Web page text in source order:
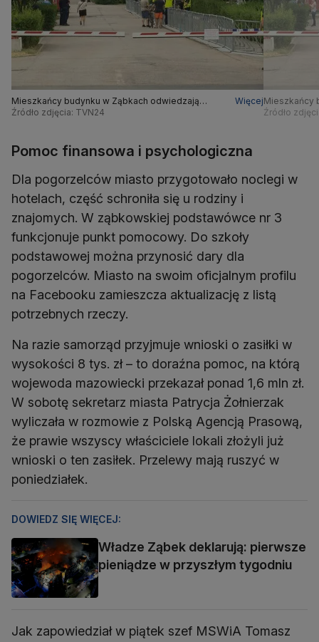
Mieszkańcy budynku w Ząbkach odwiedzają
mieszkania po pożarze
Więcej
Źródło zdjęcia: TVN24
Mieszkańcy
mieszkania
Źródło
Pomoc finansowa i psychologiczna
Dla pogorzelców miasto przygotowało noclegi w
hotelach, część schroniła się u rodziny i
znajomych. W ząbkowskiej podstawówce nr 3
funkcjonuje punkt pomocowy. Do szkoły
podstawowej można przynosić dary dla
pogorzelców. Miasto na swoim oficjalnym profilu
na Facebooku zamieszcza aktualizację z listą
potrzebnych rzeczy.
Na razie samorząd przyjmuje wnioski o zasiłki w
wysokości 8 tys. zł – to doraźna pomoc, na którą
wojewoda mazowiecki przekazał ponad 1,6 mln zł.
W sobotę sekretarz miasta Patrycja Żołnierzak
wyliczała w rozmowie z Polską Agencją Prasową,
że prawie wszyscy właściciele lokali złożyli już
wnioski o ten zasiłek. Przelewy mają ruszyć w
poniedziałek.
DOWIEDZ SIĘ WIĘCEJ:
Władze Ząbek deklarują: pierwsze
pieniądze w przyszłym tygodniu
Jak zapowiedział w piątek szef MSWiA Tomasz